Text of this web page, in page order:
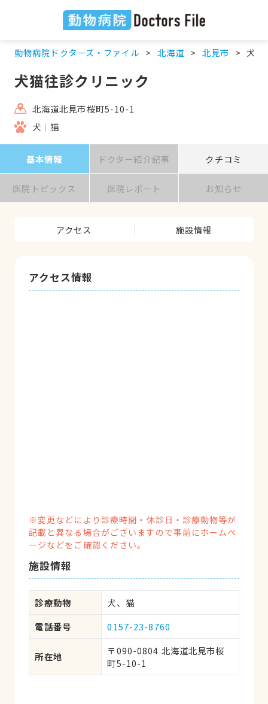
動物病院ドクターズ・ファイル 北海道 北見市 犬猫
犬猫往診クリニック
北海道北見市桜町5-10-1
犬
猫
基本情報 ドクター紹介記事 クチコミ
医院トピックス 医院レポート お知らせ
アクセス 施設情報
アクセス情報
※変更などにより診療時間・休診日・診療動物等が
記載と異なる場合がございますので事前にホームペ
ージなどをご確認ください。
施設情報
診療動物
犬、猫
電話番号
0157-23-8760
所在地
〒090-0804 北海道北見市桜
町5-10-1